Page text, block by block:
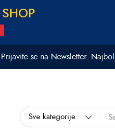
S H OP
Prijavite se na Newsletter.